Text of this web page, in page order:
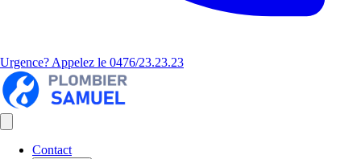
Urgence? Appelez le 0476/23.23.23
Contact